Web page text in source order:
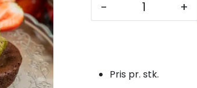
- +
Pris pr. stk.